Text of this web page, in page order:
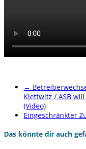
←
Klettwitz / ASB
(Video)
Eingeschränkter
Das könnte dir auch